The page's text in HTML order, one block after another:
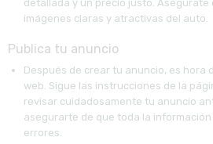
detallada y un precio justo. Asegúrate
imágenes claras y atractivas del auto.
Publica tu anuncio
Después de crear tu anuncio, es hora
web. Sigue las instrucciones de la
revisar cuidadosamente tu anuncio
asegurarte de que toda la
errores.